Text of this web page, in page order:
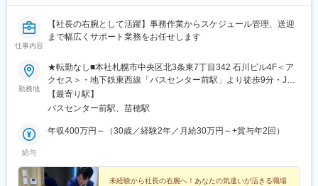
仕事内容
【社長の右腕として活躍】事務作業からスケジュール管理、送迎
まで幅広くサポート業務をお任せします
勤務地
★転勤なし■本社札幌市中央区北3条東7丁目342 石川ビル4F＜ア
クセス＞・地下鉄東西線「バスセンター前駅」より徒歩9分・JR
千歳線「苗穂駅」より徒歩10分・北海道中央バス「北3条東7丁
目」から徒歩1分
【最寄り駅】
バスセンター前駅、苗穂駅
給与
年収400万円～（30歳／経験2年／月給30万円～+賞与年2回）
未経験から社長の右腕へ！あなたの気遣いが活きる職場